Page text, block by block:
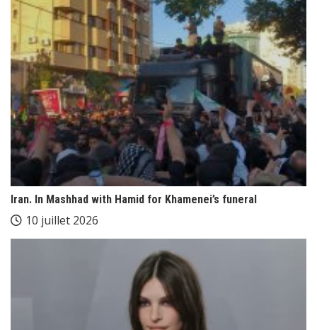
Iran. In Mashhad with Hamid for Khamenei’s funeral
10 juillet 2026